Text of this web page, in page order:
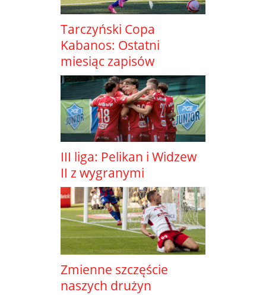
Tarczyński Copa
Kabanos: Ostatni
miesiąc zapisów
III liga: Pelikan i Widzew
II z wygranymi
Zmienne szczęście
naszych drużyn